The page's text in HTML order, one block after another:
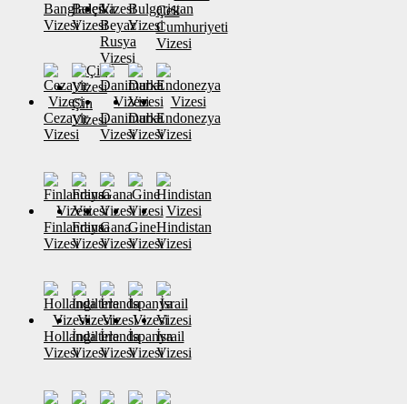
Banglades
Vizesi
Belçika
VizesiBeyaz
Rusya
Vizesi
Bulgaristan
Vizesi
Çek
Cumhuriyeti
Vizesi
Cezayir
Vizesi
Çin
VizesiDanimarka
Vizesi
Dubai
Vizesi
Endonezya
Vizesi
Finlandiya
Vizesi
Fransa
Vizesi
Gana
Vizesi
Gine
Vizesi
Hindistan
Vizesi
Hollanda
Vizesi
İngiltere
Vizesi
İrlanda
Vizesi
İspanya
Vizesi
İsrail
Vizesi